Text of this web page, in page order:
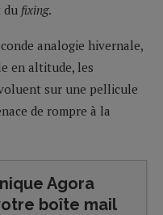
du fixing.
analogie hivernale,
en altitude, les
sur une pellicule
de rompre à la
Agora
boîte mail